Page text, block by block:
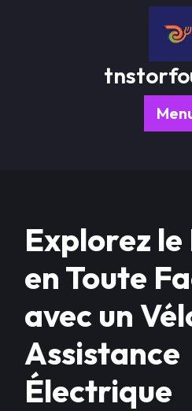
Explorez
en Toute
avec un
Assistance
Électrique